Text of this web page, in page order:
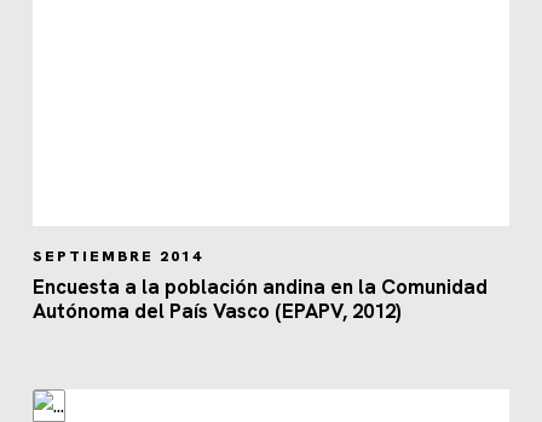
SEPTIEMBRE 2014
Encuesta a la población andina en la Comunidad
Autónoma del País Vasco (EPAPV, 2012)